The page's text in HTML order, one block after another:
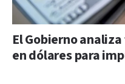
El Gobierno
en dólares para